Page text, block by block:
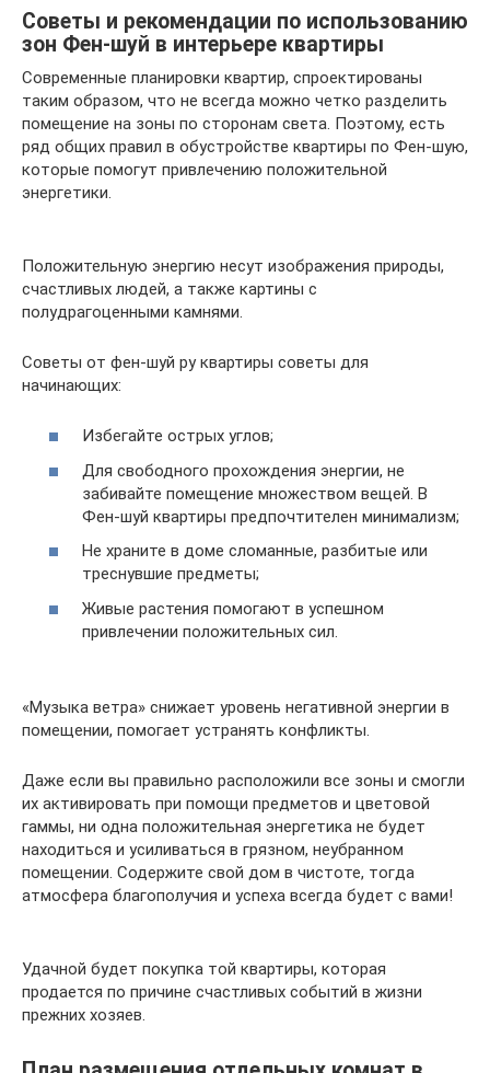
Советы и рекомендации по использованию
зон Фен-шуй в интерьере квартиры
Современные планировки квартир, спроектированы
таким образом, что не всегда можно четко разделить
помещение на зоны по сторонам света. Поэтому, есть
ряд общих правил в обустройстве квартиры по Фен-шую,
которые помогут привлечению положительной
энергетики.
Положительную энергию несут изображения природы,
счастливых людей, а также картины с
полудрагоценными камнями.
Советы от фен-шуй ру квартиры советы для
начинающих:
Избегайте острых углов;
Для свободного прохождения энергии, не
забивайте помещение множеством вещей. В
Фен-шуй квартиры предпочтителен минимализм;
Не храните в доме сломанные, разбитые или
треснувшие предметы;
Живые растения помогают в успешном
привлечении положительных сил.
«Музыка ветра» снижает уровень негативной энергии в
помещении, помогает устранять конфликты.
Даже если вы правильно расположили все зоны и смогли
их активировать при помощи предметов и цветовой
гаммы, ни одна положительная энергетика не будет
находиться и усиливаться в грязном, неубранном
помещении. Содержите свой дом в чистоте, тогда
атмосфера благополучия и успеха всегда будет с вами!
Удачной будет покупка той квартиры, которая
продается по причине счастливых событий в жизни
прежних хозяев.